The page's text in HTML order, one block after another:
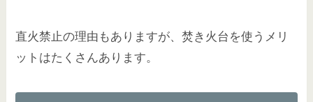
直火禁止の理由もありますが、焚き火台を使うメリ
ットはたくさんあります。